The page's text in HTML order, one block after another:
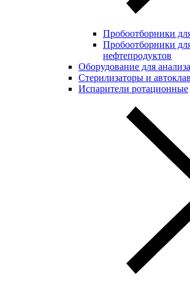
Пробоотборники
Пробоотборники
нефтепродуктов
Оборудование для
Стерилизаторы и
Испарители ротационные